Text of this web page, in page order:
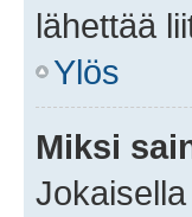
lähettää
Ylös
Miksi